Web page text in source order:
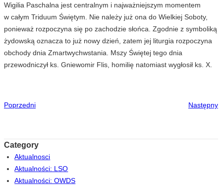
Wigilia Paschalna jest centralnym i najważniejszym momentem
w całym Triduum Świętym. Nie należy już ona do Wielkiej Soboty,
ponieważ rozpoczyna się po zachodzie słońca. Zgodnie z symboliką
żydowską oznacza to już nowy dzień, zatem jej liturgia rozpoczyna
obchody dnia Zmartwychwstania. Mszy Świętej tego dnia
przewodniczył ks. Gniewomir Flis, homilię natomiast wygłosił ks. X.
Poprzedni Następny
Category
Aktualnosci
Aktualności: LSO
Aktualności: OWDS